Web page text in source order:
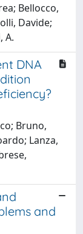
Bellocco,
Davide;
A.
DNA
Bruno,
Lanza,
and